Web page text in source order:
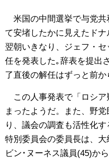
米国の中間選挙で与党共
て安堵したかに見えたド
翌朝いきなり、ジェフ・
任を発表した｡辞表を提出
了直後の解任はずっと前か
この人事発表で「ロシア
まったようだ。また、野
り、議会の調査も活性化
特別委員会の委員長は、
ビン･ヌーネス議員(45)か